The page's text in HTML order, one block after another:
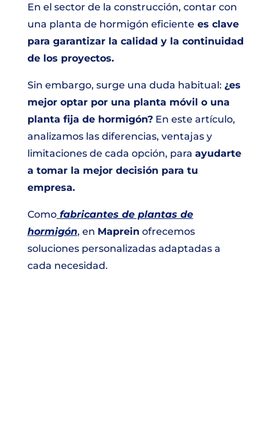
En el sector de la construcción, contar con
una planta de hormigón eficiente es clave
para garantizar la calidad y la continuidad
de los proyectos.
Sin embargo, surge una duda habitual: ¿es
mejor optar por una planta móvil o una
planta fija de hormigón?En este artículo,
analizamos las diferencias, ventajas y
limitaciones de cada opción, para ayudarte
a tomar la mejor decisión para tu
empresa.
Comofabricantes de plantas de
hormigón, en Maprein ofrecemos
soluciones personalizadas adaptadas a
cada necesidad.